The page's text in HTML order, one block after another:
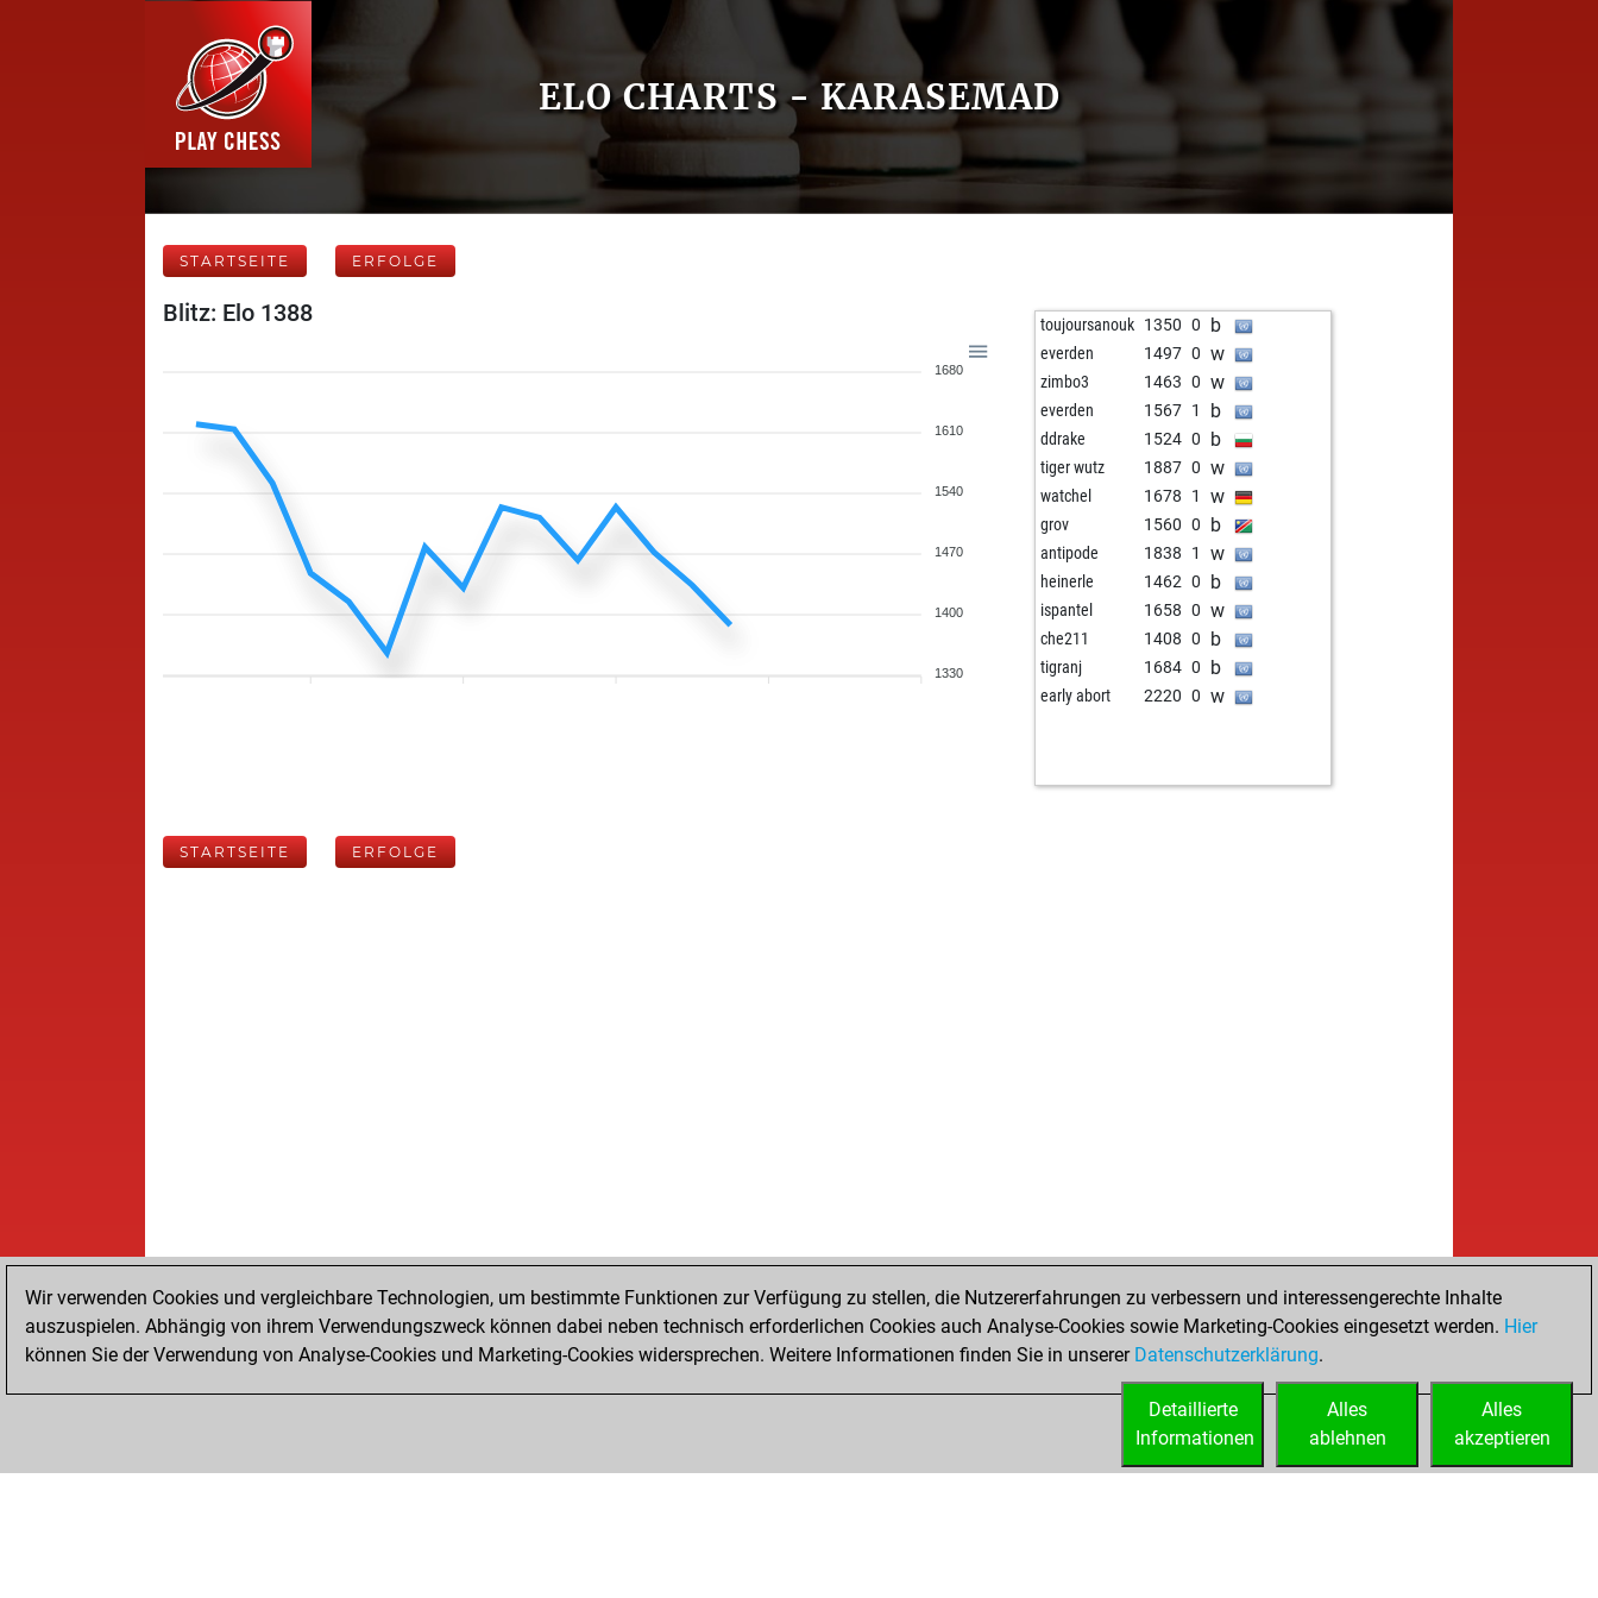
ELO CHARTS - KARASEMAD
STARTSEITE ERFOLGE
Blitz: Elo 1388
1680
1610
1540
1470
1400
1330
toujoursanouk 1350 0 b
everden 1497 0 w
zimbo3 1463 0 w
everden 1567 1 b
ddrake 1524 0 b
tiger wutz 1887 0 w
watchel 1678 1 w
grov 1560 0 b
antipode 1838 1 w
heinerle 1462 0 b
ispantel 1658 0 w
che211 1408 0 b
tigranj 1684 0 b
early abort 2220 0 w
STARTSEITE ERFOLGE
Wir verwenden Cookies und vergleichbare Technologien, um bestimmte Funktionen zur Verfügung zu stellen, die Nutzererfahrungen zu verbessern und interessengerechte Inhalte
auszuspielen. Abhängig von ihrem Verwendungszweck können dabei neben technisch erforderlichen Cookies auch Analyse-Cookies sowie Marketing-Cookies eingesetzt werden. Hier
können Sie der Verwendung von Analyse-Cookies und Marketing-Cookies widersprechen. Weitere Informationen finden Sie in unserer Datenschutzerklärung.
Alles
akzeptieren
Alles
ablehnen
Detaillierte
Informationen